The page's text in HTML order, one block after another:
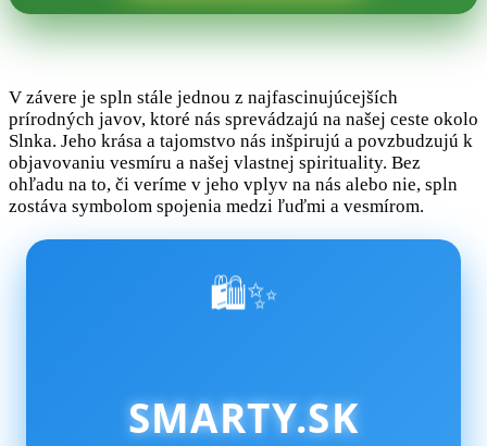
V závere je spln stále jednou z najfascinujúcejších
prírodných javov, ktoré nás sprevádzajú na našej ceste okolo
Slnka. Jeho krása a tajomstvo nás inšpirujú a povzbudzujú k
objavovaniu vesmíru a našej vlastnej spirituality. Bez
ohľadu na to, či veríme v jeho vplyv na nás alebo nie, spln
zostáva symbolom spojenia medzi ľuďmi a vesmírom.
🛍️✨
SMARTY.SK